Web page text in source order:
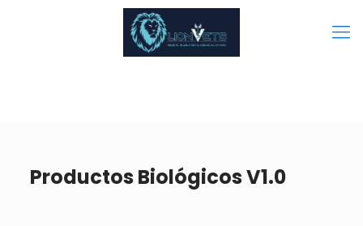
Productos Biológicos V1.0